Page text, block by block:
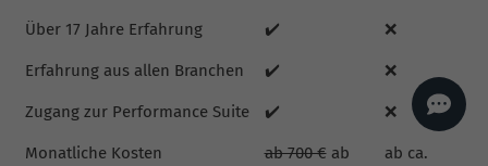
Über 17 Jahre Erfahrung ✔️ ❌
Erfahrung aus allen Branchen ✔️ ❌
Zugang zur Performance Suite ✔️ ❌
Monatliche Kosten ab 700 €ab ab ca.